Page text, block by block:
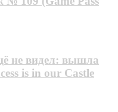
не видел: вышла
is in our Castle